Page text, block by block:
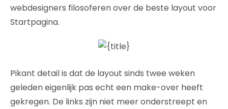
webdesigners filosoferen over de beste layout voor
Startpagina.
Pikant detail is dat de layout sinds twee weken
geleden eigenlijk pas echt een make-over heeft
gekregen. De links zijn niet meer onderstreept en